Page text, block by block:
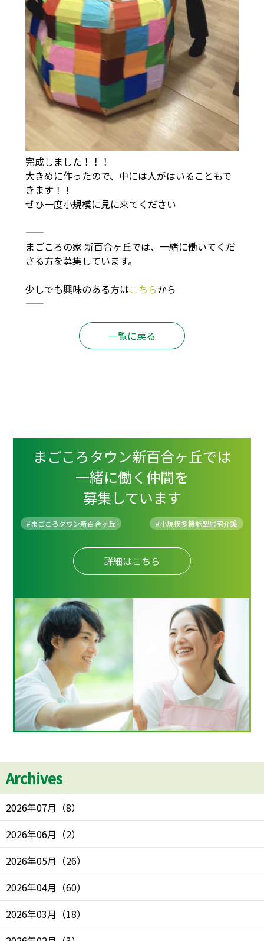
完成しました！！！
大きめに作ったので、中には人がはいることもで
きます！！
ぜひ一度小規模に見に来てください
――――――――――――――――――――――――――――――――――――――
まごころの家 新百合ヶ丘では、一緒に働いてくだ
さる方を募集しています。
少しでも興味のある方はこちらから
――――――――――――――――――――――――――――――――――――――
一覧に戻る
まごころタウン新百合ヶ丘では
一緒に働く仲間を
募集しています
#まごころタウン新百合ヶ丘 #小規模多機能型居宅介護
詳細はこちら
Archives
2026年07月 （8）
2026年06月 （2）
2026年05月 （26）
2026年04月 （60）
2026年03月 （18）